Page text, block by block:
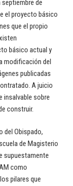
septiembre de
el proyecto básico
que el propio
básico actual y
modificación del
publicadas
A juicio
insalvable sobre
construir.
del Obispado,
de Magisterio
supuestamente
como
pilares que